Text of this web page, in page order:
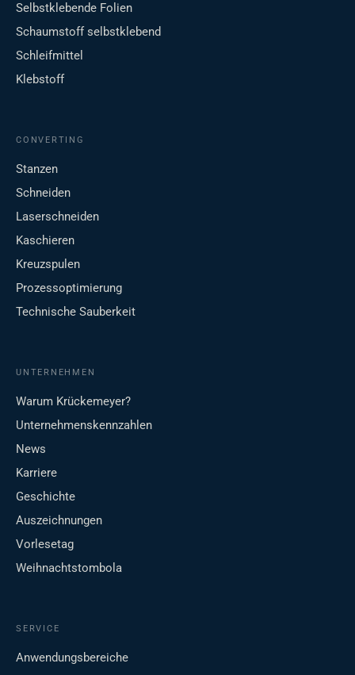
Selbstklebende Folien
Schaumstoff selbstklebend
Schleifmittel
Klebstoff
CONVERTING
Stanzen
Schneiden
Laserschneiden
Kaschieren
Kreuzspulen
Prozessoptimierung
Technische Sauberkeit
UNTERNEHMEN
Warum Krückemeyer?
Unternehmenskennzahlen
News
Karriere
Geschichte
Auszeichnungen
Vorlesetag
Weihnachtstombola
SERVICE
Anwendungsbereiche